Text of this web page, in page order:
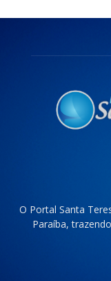
O Portal Santa
Paraíba,